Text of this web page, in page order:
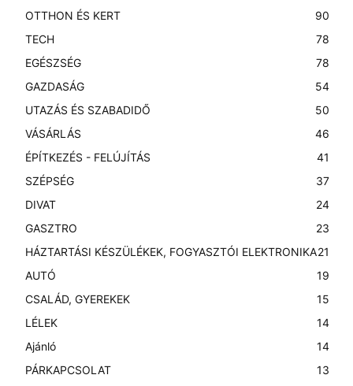
OTTHON ÉS KERT
90
TECH
78
EGÉSZSÉG
78
GAZDASÁG
54
UTAZÁS ÉS SZABADIDŐ
50
VÁSÁRLÁS
46
ÉPÍTKEZÉS - FELÚJÍTÁS
41
SZÉPSÉG
37
DIVAT
24
GASZTRO
23
HÁZTARTÁSI KÉSZÜLÉKEK, FOGYASZTÓI ELEKTRONIKA21
AUTÓ
19
CSALÁD, GYEREKEK
15
LÉLEK
14
Ajánló
14
PÁRKAPCSOLAT
13